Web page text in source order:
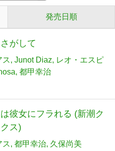
発売日順
がして
ス Junot Diaz
レオ・エスピ
都甲幸治
彼女にフラれる (新潮ク
ス)
ス 都甲幸治 久保尚美